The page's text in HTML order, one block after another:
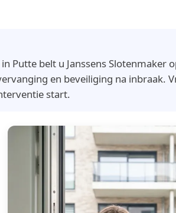
Putte belt u Janssens Slotenmaker
en beveiliging na inbraak.
start.